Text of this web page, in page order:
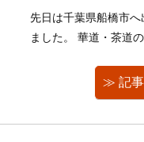
先日は千葉県船橋市
ました。 華道・茶道
理のため、お呼びい
道・茶道に関する古
≫ 記事